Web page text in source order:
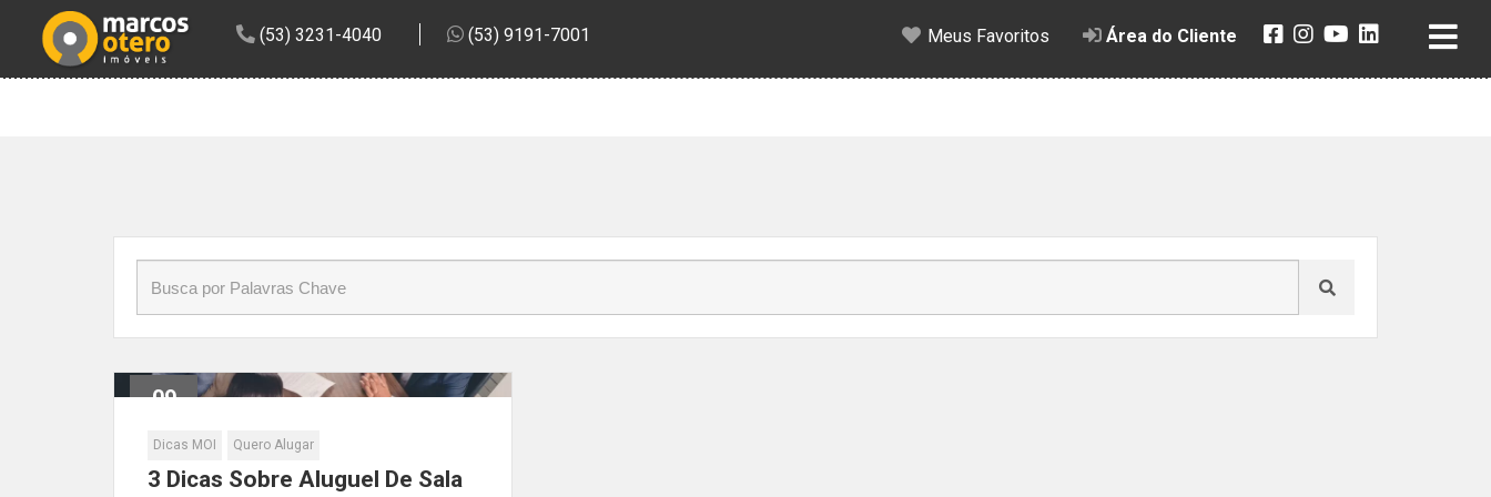
(53) 3231-4040 (53) 9191-7001 Meus Favoritos Área do Cliente
Início »Blog Sala comercial
09
Dez
Dicas MOI Quero Alugar
3 Dicas Sobre Aluguel De Sala